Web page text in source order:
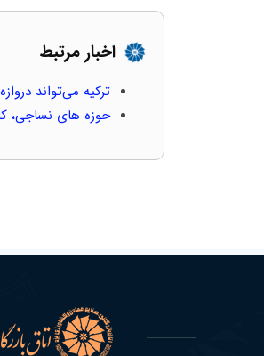
اخبار مرتبط
ترکیه می‌تواند
حوزه های نساجی،